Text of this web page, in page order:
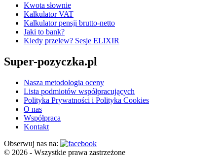
Kwota słownie
Kalkulator VAT
Kalkulator pensji brutto-netto
Jaki to bank?
Kiedy przelew? Sesje ELIXIR
Super-pozyczka.pl
Nasza metodologia oceny
Lista podmiotów współpracujących
Polityka Prywatności i Polityka Cookies
O nas
Współpraca
Kontakt
Obserwuj nas na:
© 2026 - Wszystkie prawa zastrzeżone